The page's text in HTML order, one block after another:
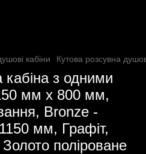
кабіни Кутова розсувна
з одними
мм x 800 мм,
Bronze -
мм, Графіт,
поліроване